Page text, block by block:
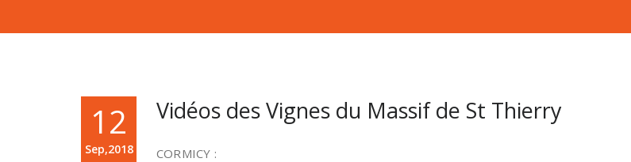
12
Sep,2018
Vidéos des Vignes du Massif de St Thierry
CORMICY :